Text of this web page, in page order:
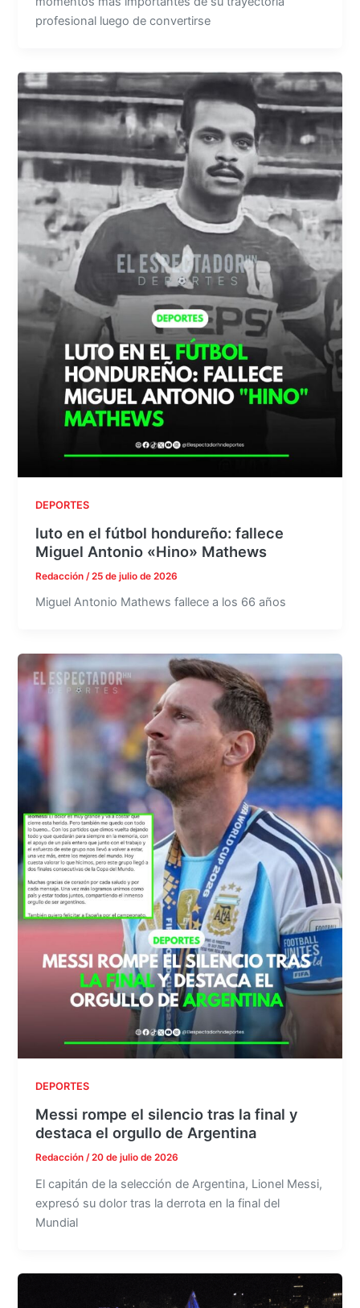
profesional luego de convertirse
DEPORTES
luto en el fútbol hondureño: fallece
Miguel Antonio «Hino» Mathews
Redacción /25 de julio de 2026
Miguel Antonio Mathews fallece a los 66 años
DEPORTES
Messi rompe el silencio tras la final y
destaca el orgullo de Argentina
Redacción/20 de julio de 2026
El capitán de la selección de Argentina, Lionel Messi,
expresó su dolor tras la derrota en la final del
Mundial